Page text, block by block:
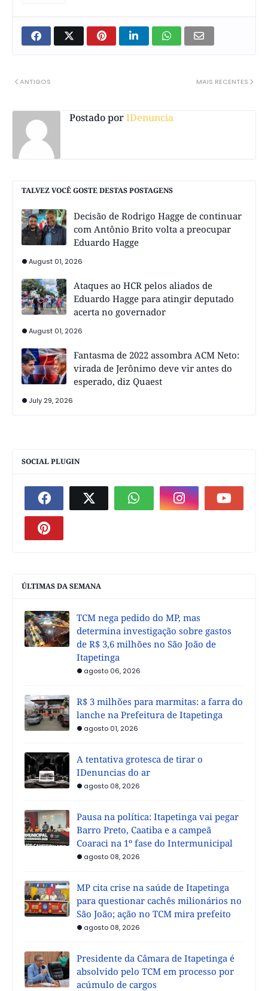
MAIS RECENTES
ANTIGOS
Postado porIDenuncia
TALVEZ VOCÊ GOSTE DESTAS POSTAGENS
Decisão de Rodrigo Hagge de continuar
com Antônio Brito volta a preocupar
Eduardo Hagge
August 01, 2026
Ataques ao HCR pelos aliados de
Eduardo Hagge para atingir deputado
acerta no governador
August 01, 2026
Fantasma de 2022 assombra ACM Neto:
virada de Jerônimo deve vir antes do
esperado, diz Quaest
July 29, 2026
SOCIAL PLUGIN
ÚLTIMAS DA SEMANA
TCM nega pedido do MP, mas
determina investigação sobre gastos
de R$ 3,6 milhões no São João de
Itapetinga
agosto 06, 2026
R$ 3 milhões para marmitas: a farra do
lanche na Prefeitura de Itapetinga
agosto 01, 2026
A tentativa grotesca de tirar o
IDenuncias do ar
agosto 08, 2026
Pausa na política: Itapetinga vai pegar
Barro Preto, Caatiba e a campeã
Coaraci na 1º fase do Intermunicipal
agosto 08, 2026
MP cita crise na saúde de Itapetinga
para questionar cachês milionários no
São João; ação no TCM mira prefeito
agosto 08, 2026
Presidente da Câmara de Itapetinga é
absolvido pelo TCM em processo por
acúmulo de cargos